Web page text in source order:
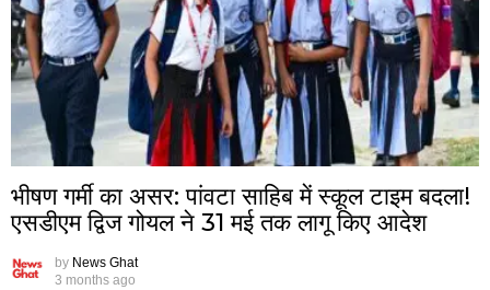
भीषण गर्मी का असर: पांवटा साहिब में स्कूल टाइम बदला!
एसडीएम द्विज गोयल ने 31 मई तक लागू किए आदेश
by News Ghat
3 months ago